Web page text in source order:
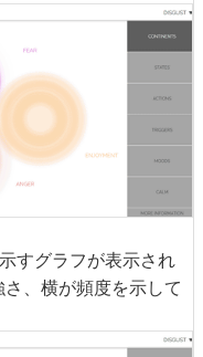
すグラフが表示され
、横が頻度を示して